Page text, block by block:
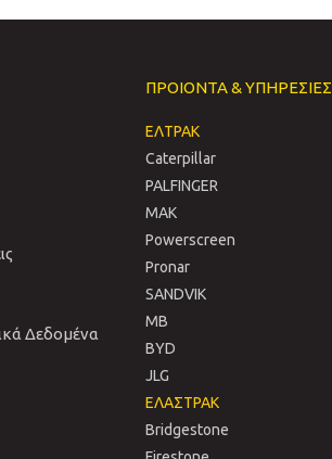
Δεδομένα
ΠΡΟΙΟΝΤΑ & ΥΠΗΡΕΣΙΕΣ
ΕΛΤΡΑΚ
Caterpillar
PALFINGER
MAK
Powerscreen
Pronar
SANDVIΚ
MB
BYD
JLG
ΕΛΑΣΤΡΑΚ
Bridgestone